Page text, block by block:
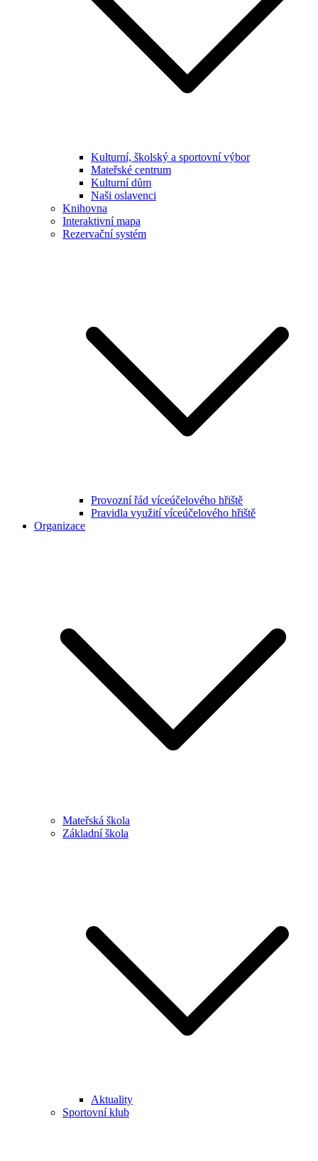
Kulturní, školský a sportovní výbor
Mateřské centrum
Kulturní dům
Naši oslavenci
Knihovna
Interaktivní mapa
Rezervační systém
Provozní řád víceúčelového hřiště
Pravidla využití víceúčelového hřiště
Organizace
Mateřská škola
Základní škola
Aktuality
Sportovní klub